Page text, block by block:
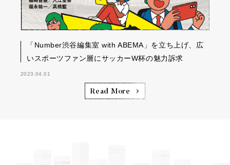
「Number渋谷編集室 with ABEMA」を立ち上げ、広
いスポーツファン層にサッカーW杯の魅力訴求
2023.04.01
Read More